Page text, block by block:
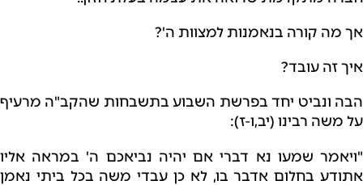
אך מה קורה בנאמנות למצוות ה'?
איך זה עובד?
הבה ונביט יחד בפרשת השבוע בתשבחות שהקב"ה מרעיף
על משה רבינו (יב,ו-ז):
"ויאמר שמעו נא דברי אם יהיה נביאכם ה' במראה אליו
אתודע בחלום אדבר בו, לא כן עבדי משה בכל ביתי נאמן